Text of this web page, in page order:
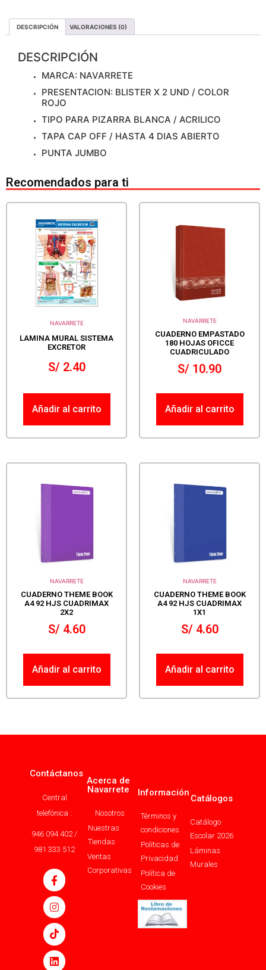
DESCRIPCIÓN VALORACIONES (0)
DESCRIPCIÓN
MARCA: NAVARRETE
PRESENTACION: BLISTER X 2 UND / COLOR
ROJO
TIPO PARA PIZARRA BLANCA / ACRILICO
TAPA CAP OFF / HASTA 4 DIAS ABIERTO
PUNTA JUMBO
Recomendados para ti
NAVARRETE
LAMINA MURAL SISTEMA
EXCRETOR
S/2.40
Añadir al carrito
NAVARRETE
CUADERNO EMPASTADO
180 HOJAS OFICCE
CUADRICULADO
S/ 10.90
Añadir al carrito
NAVARRETE
CUADERNO THEME BOOK
A4 92 HJS CUADRIMAX
2X2
S/4.60
Añadir al carrito
NAVARRETE
CUADERNO THEME BOOK
A4 92 HJS CUADRIMAX
1X1
S/4.60
Añadir al carrito
Contáctanos
Central
telefónica :
946 094 402 /
981 333 512
Acerca de
Navarrete
Nosotros
Nuestras
Tiendas
Ventas
Corporativas
Información
Términos y
condiciones
Políticas de
Privacidad
Política de
Cookies
Catálogos
Catálogo
Escolar 2026
Láminas
Murales